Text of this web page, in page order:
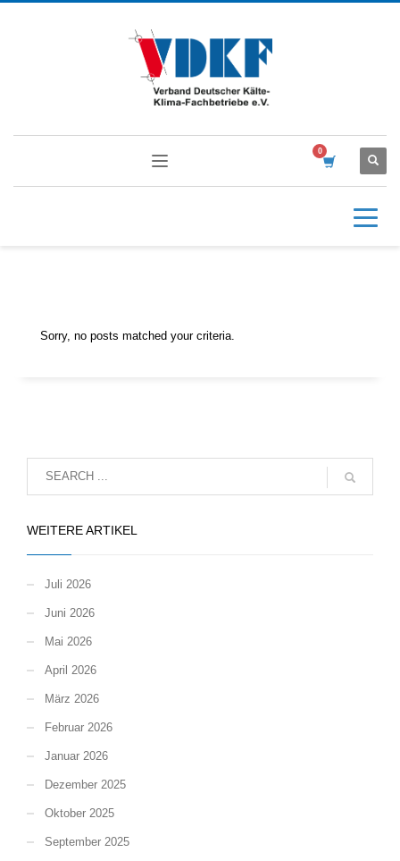
Sorry, no posts matched your criteria.
WEITERE ARTIKEL
Juli 2026
Juni 2026
Mai 2026
April 2026
März 2026
Februar 2026
Januar 2026
Dezember 2025
Oktober 2025
September 2025